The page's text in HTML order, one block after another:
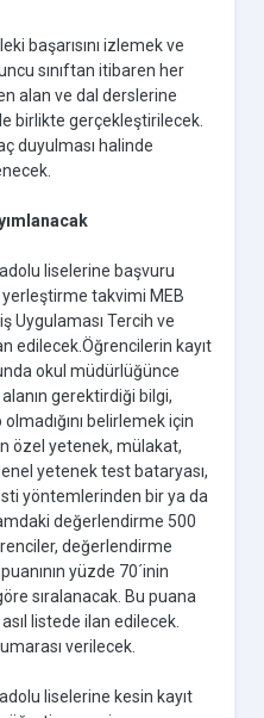
başarısını izlemek ve
sınıftan itibaren her
alan ve dal derslerine
birlikte gerçekleştirilecek.
duyulması halinde
liselerine başvuru
yerleştirme takvimi MEB
Uygulaması Tercih ve
edilecek.Öğrencilerin kayıt
okul müdürlüğünce
gerektirdiği bilgi,
belirlemek için
özel yetenek, mülakat,
yetenek test bataryası,
yöntemlerinden bir ya da
değerlendirme 500
değerlendirme
yüzde 70´inin
sıralanacak. Bu puana
listede ilan edilecek.
verilecek.
liselerine kesin kayıt